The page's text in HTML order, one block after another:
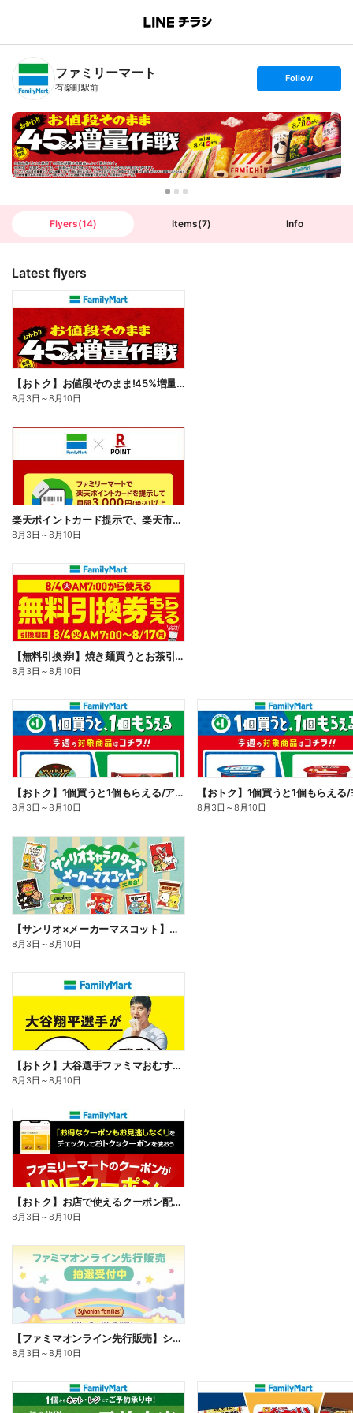
B
n
T
ファミリーマート
有楽町駅前
s
t
o
l
l
o
w
Follow
Flyers(14) Items(7) Info
Latest flyers
【おトク】お値段そのまま!45%増量作戦!
8月3日 ～8月10日
楽天ポイントカード提示で、楽天市場でのお買い物がおトクに!
8月3日 ～8月10日
【無料引換券!】焼き麺買うとお茶引換券貰える!
8月3日 ～8月10日
【おトク】1個買うと1個もらえる/アイス
8月3日 ～8月10日 8月3日 ～8月10日
【サンリオ×メーカーマスコット】オリジナルグッズ貰える!
8月3日 ～8月10日
【おトク】大谷選手ファミマおむすび割
8月3日 ～8月10日
【おトク】お店で使えるクーポン配信中
8月3日 ～8月10日
【ファミマオンライン先行販売】シルバニアファミリー
8月3日 ～8月10日